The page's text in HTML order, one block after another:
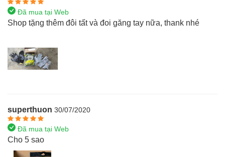
Đã mua tại Web
Shop tặng thêm đôi tất và đoi găng tay nữa, thank nhé
superthuon 30/07/2020
Đã mua tại Web
Cho 5 sao